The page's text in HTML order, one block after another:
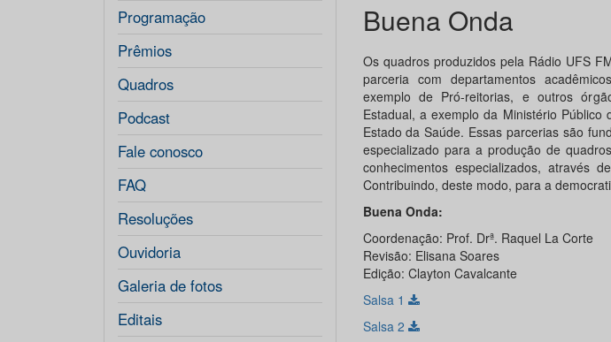
Programação
Prêmios
Quadros
Podcast
Fale conosco
FAQ
Resoluções
Ouvidoria
Galeria de fotos
Editais
Buena Onda
Os quadros produzidos pela Rádio UFS
parceria com departamentos
exemplo de Pró-reitorias, e outros
Estadual, a exemplo da Ministério
Estado da Saúde. Essas parcerias são
especializado para a produção de
conhecimentos especializados, através
Contribuindo, deste modo, para a
Buena Onda:
Coordenação: Prof. Drª. Raquel La Corte
Revisão: Elisana Soares
Edição: Clayton Cavalcante
Salsa 1
Salsa 2